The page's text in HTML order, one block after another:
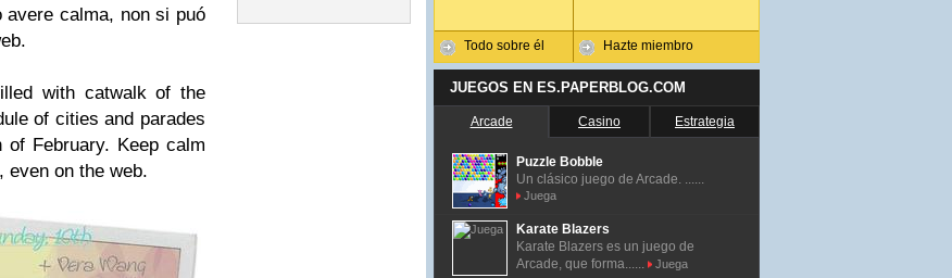
calma, non si puó
with catwalk of the
of cities and parades
February. Keep calm
even on the web.
Todo sobre él Hazte miembro
JUEGOS EN ES.PAPERBLOG.COM
Arcade Casino Estrategia
Puzzle Bobble
Un clásico juego de Arcade. ......
Juega
Karate Blazers
Karate Blazers es un juego de
Arcade, que forma......
Juega